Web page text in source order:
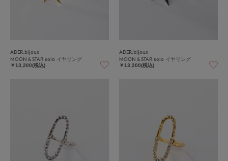
ADER.bijoux
MOON＆STAR solo イヤリング
￥13,200(税込)
ADER.bijoux
MOON＆STAR solo イヤリング
￥13,200(税込)